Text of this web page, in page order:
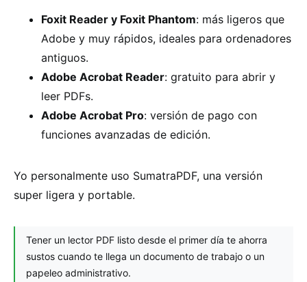
Foxit Reader y Foxit Phantom: más ligeros que
Adobe y muy rápidos, ideales para ordenadores
antiguos.
Adobe Acrobat Reader: gratuito para abrir y
leer PDFs.
Adobe Acrobat Pro: versión de pago con
funciones avanzadas de edición.
Yo personalmente uso SumatraPDF, una versión
super ligera y portable.
Tener un lector PDF listo desde el primer día te ahorra
sustos cuando te llega un documento de trabajo o un
papeleo administrativo.